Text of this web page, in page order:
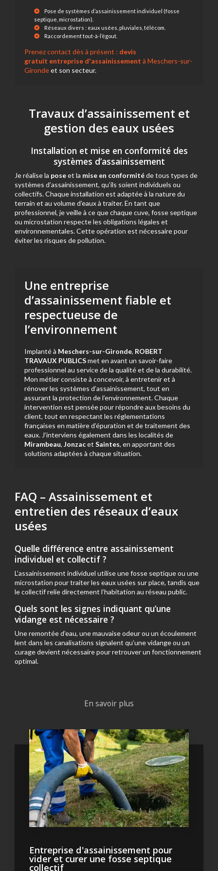
Pose de systèmes d’assainissement individuel (fosse
septique, microstation).
Réseaux divers : eaux usées, pluviales, télécom.
Raccordement tout-à-l’égout.
Prenez contact dès à présent : devis
gratuit entreprise d'assainissement à Meschers-sur-
Girondeet son secteur.
Travaux d’assainissement et
gestion des eaux usées
Installation et mise en conformité des
systèmes d’assainissement
Je réalise la poseet la mise en conformitéde tous types de
systèmes d’assainissement, qu’ils soient individuels ou
collectifs. Chaque installation est adaptée à la nature du
terrain et au volume d’eaux à traiter. En tant que
professionnel, je veille à ce que chaque cuve, fosse septique
ou microstation respecte les obligations légales et
environnementales. Cette opération est nécessaire pour
éviter les risques de pollution.
Une entreprise
d’assainissement fiable et
respectueuse de
l’environnement
Implanté à Meschers-sur-Gironde, ROBERT
TRAVAUX PUBLICSmet en avant un savoir-faire
professionnel au service de la qualité et de la durabilité.
Mon métier consiste à concevoir, à entretenir et à
rénover les systèmes d’assainissement, tout en
assurant la protection de l’environnement. Chaque
intervention est pensée pour répondre aux besoins du
client, tout en respectant les réglementations
françaises en matière d’épuration et de traitement des
eaux. J’interviens également dans les localités de
Mirambeau, Jonzacet Saintes, en apportant des
solutions adaptées à chaque situation.
FAQ – Assainissement et
entretien des réseaux d’eaux
usées
Quelle différence entre assainissement
individuel et collectif ?
L’assainissement individuel utilise une fosse septique ou une
microstation pour traiter les eaux usées sur place, tandis que
le collectif relie directement l’habitation au réseau public.
Quels sont les signes indiquant qu’une
vidange est nécessaire ?
Une remontée d’eau, une mauvaise odeur ou un écoulement
lent dans les canalisations signalent qu’une vidange ou un
curage devient nécessaire pour retrouver un fonctionnement
optimal.
En savoir plus
Entreprise d'assainissement pour
vider et curer une fosse septique
collectif